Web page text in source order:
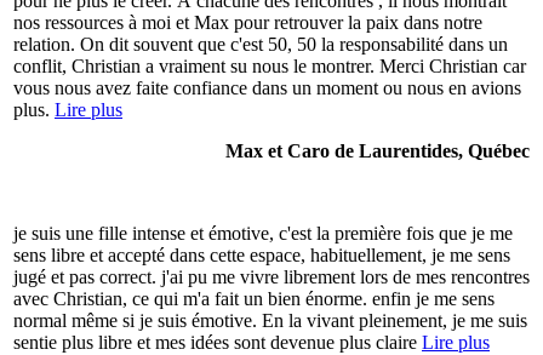
nos ressources à moi et Max pour retrouver la paix dans notre
relation. On dit souvent que c'est 50, 50 la responsabilité dans un
conflit, Christian a vraiment su nous le montrer. Merci Christian car
vous nous avez faite confiance dans un moment ou nous en avions
plus. Lire plus
Max et Caro de Laurentides, Québec
je suis une fille intense et émotive, c'est la première fois que je me
sens libre et accepté dans cette espace, habituellement, je me sens
jugé et pas correct. j'ai pu me vivre librement lors de mes rencontres
avec Christian, ce qui m'a fait un bien énorme. enfin je me sens
normal même si je suis émotive. En la vivant pleinement, je me suis
sentie plus libre et mes idées sont devenue plus claire Lire plus